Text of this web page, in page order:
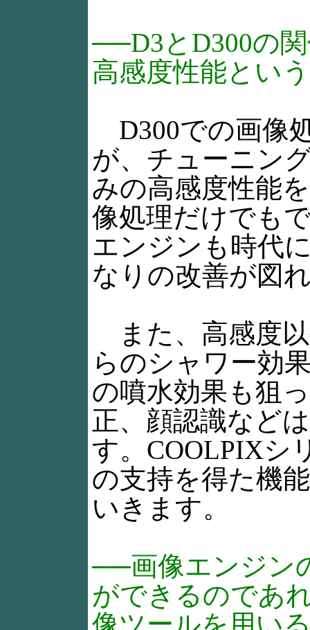
──D3とD300の
高感度性能とい
D300での画像
が、チューニン
みの高感度性能
像処理だけでも
エンジンも時代
なりの改善が図
また、高感度
らのシャワー効
の噴水効果も狙
正、顔認識など
す。COOLPIXシ
の支持を得た機
いきます。
──画像エンジン
ができるのであ